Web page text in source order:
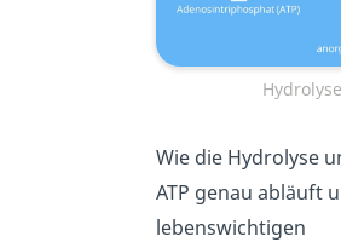
Wie die Hydrolyse
ATP genau abläuft
lebenswichtigen